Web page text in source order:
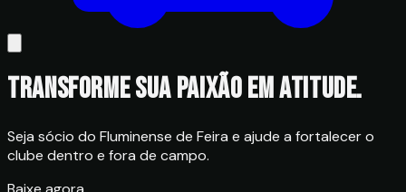
Transforme sua paixão em atitude.
Seja sócio do Fluminense de Feira e ajude a fortalecer o
clube dentro e fora de campo.